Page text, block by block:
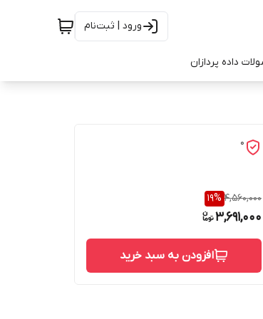
ورود | ثبت‌نام
داده پردازان
0
4,560,000
19%
3,691,000
افزودن به سبد خرید